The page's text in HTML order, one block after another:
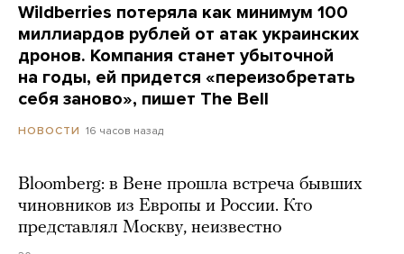
Wildberries потеряла как минимум 100
миллиардов рублей от атак украинских
дронов. Компания станет убыточной
на годы, ей придется «переизобретать
себя заново», пишет The Bell
НОВОСТИ 16 часов назад
Bloomberg: в Вене прошла встреча бывших
чиновников из Европы и России. Кто
представлял Москву, неизвестно